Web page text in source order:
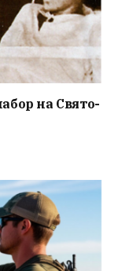
на Свято-